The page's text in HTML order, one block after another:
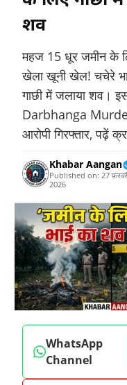
शव
महज 15 धूर जमीन के
खेला खूनी खेल! चचेरे
गाछी में जलाया शव।
Darbhanga
आरोपी गिरफ्तार, पढ़ें
Khabar Aangan
Published on: 27
2026
WhatsApp
Channel